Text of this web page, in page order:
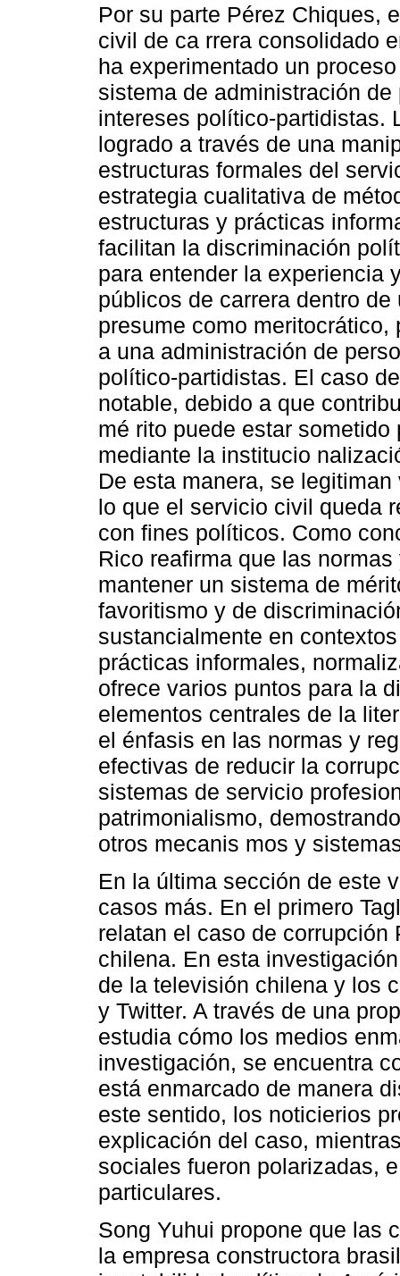
Por su parte Pérez Chiques,
civil de ca rrera consolidado
ha experimentado un
sistema de administración
intereses político-partidistas.
logrado a través de una
estructuras formales del
estrategia cualitativa de
estructuras y prácticas
facilitan la discriminación
para entender la experiencia
públicos de carrera dentro
presume como
a una administración de
político-partidistas. El caso
notable, debido a que
mé rito puede estar
mediante la institucio
De esta manera, se
lo que el servicio civil queda
con fines políticos. Como
Rico reafirma que las
mantener un sistema de
favoritismo y de
sustancialmente en
prácticas informales,
ofrece varios puntos para la
elementos centrales de la
el énfasis en las normas y
efectivas de reducir la
sistemas de servicio
patrimonialismo,
otros mecanis mos y
En la última sección de este
casos más. En el primero
relatan el caso de
chilena. En esta
de la televisión chilena y los
y Twitter. A través de una
estudia cómo los medios
investigación, se encuentra
está enmarcado de manera
este sentido, los noticierios
explicación del caso,
sociales fueron polarizadas,
particulares.
Song Yuhui propone que las
la empresa constructora